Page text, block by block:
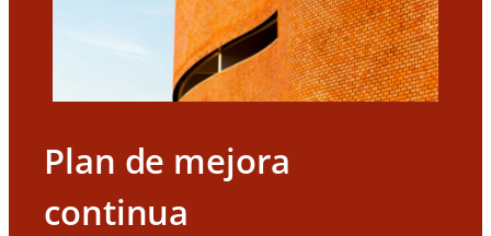
Plan de mejora
continua